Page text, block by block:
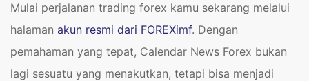
Mulai perjalanan trading forex kamu sekarang melalui
halaman akun resmi dari FOREXimf. Dengan
pemahaman yang tepat, Calendar News Forex bukan
lagi sesuatu yang menakutkan, tetapi bisa menjadi